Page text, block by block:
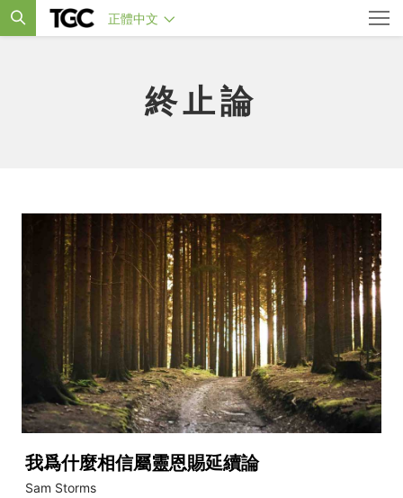
正體中文
終止論
我爲什麼相信屬靈恩賜延續論
Sam Storms